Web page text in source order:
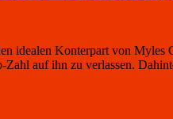
idealen Konterpart von Myles
Zahl auf ihn zu verlassen.